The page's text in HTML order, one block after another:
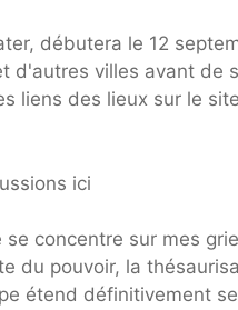
débutera le 12
d'autres villes avant de
liens des lieux sur le
ici
concentre sur mes
du pouvoir, la
étend définitivement